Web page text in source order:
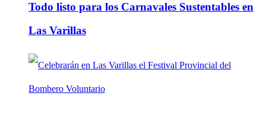
Todo listo para los Carnavales Sustentables en
Las Varillas